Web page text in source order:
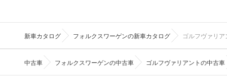
新車カタログ フォルクスワーゲンの新車カタログ ゴルフヴァリ
中古車 フォルクスワーゲンの中古車 ゴルフヴァリアントの中古車